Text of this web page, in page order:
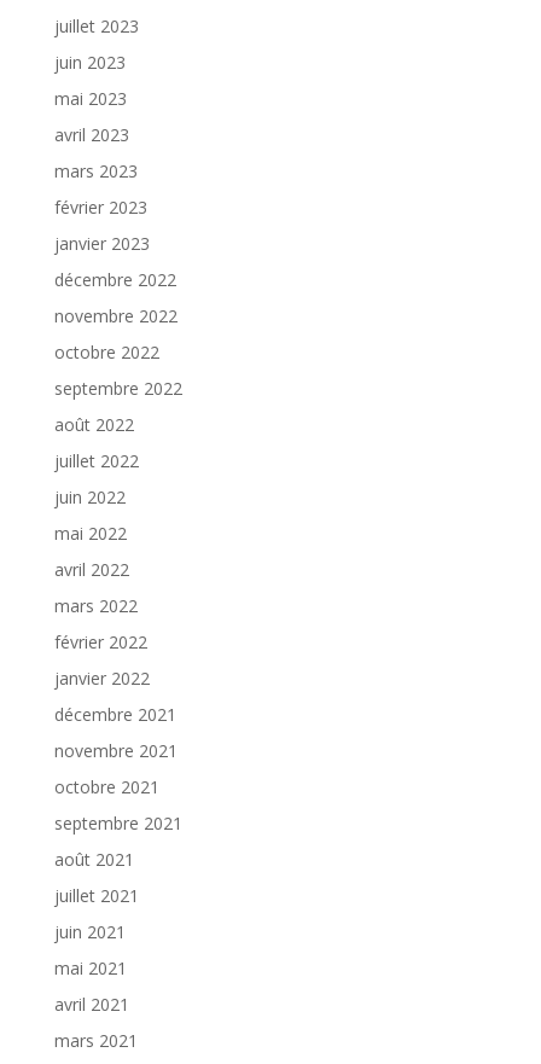
juillet 2023
juin 2023
mai 2023
avril 2023
mars 2023
février 2023
janvier 2023
décembre 2022
novembre 2022
octobre 2022
septembre 2022
août 2022
juillet 2022
juin 2022
mai 2022
avril 2022
mars 2022
février 2022
janvier 2022
décembre 2021
novembre 2021
octobre 2021
septembre 2021
août 2021
juillet 2021
juin 2021
mai 2021
avril 2021
mars 2021